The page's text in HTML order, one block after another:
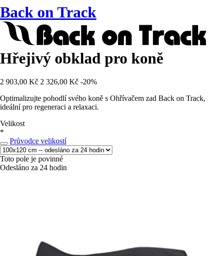
Back on Track
Hřejivý obklad pro koně
2 903,00 Kč 2 326,00 Kč -20%
Optimalizujte pohodlí svého koně s Ohřívačem zad Back on Track,
ideální pro regeneraci a relaxaci.
Velikost
*
Průvodce velikostí
Toto pole je povinné
Odesláno za 24 hodin